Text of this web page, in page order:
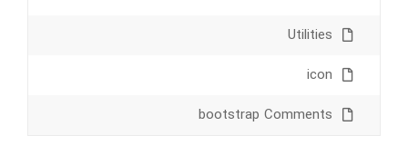
Utilities
icon
bootstrap Comments